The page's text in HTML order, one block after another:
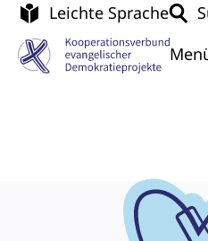
Leichte Sprache